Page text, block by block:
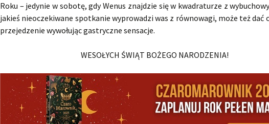
Roku – jedynie w sobotę, gdy Wenus znajdzie się w kwadraturze z
jakieś nieoczekiwane spotkanie wyprowadzi was z równowagi, może też dać
przejedzenie wywołując gastryczne sensacje.
WESOŁYCH ŚWIĄT BOŻEGO NARODZENIA!